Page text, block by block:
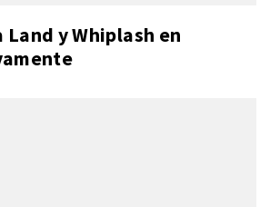
y Whiplash en